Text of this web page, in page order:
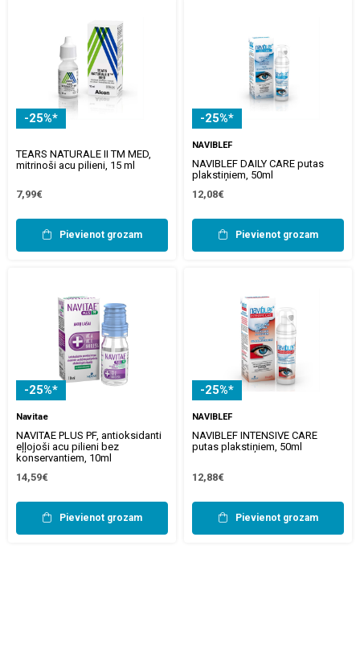
-25%*
TEARS NATURALE II TM MED,
mitrinoši acu pilieni, 15 ml
7,99€
Pievienot grozam
-25%*
NAVIBLEF
NAVIBLEF DAILY CARE putas
plakstiņiem, 50ml
12,08€
Pievienot grozam
-25%*
Navitae
NAVITAE PLUS PF, antioksidanti
eļļojoši acu pilieni bez
konservantiem, 10ml
14,59€
Pievienot grozam
-25%*
NAVIBLEF
NAVIBLEF INTENSIVE CARE
putas plakstiņiem, 50ml
12,88€
Pievienot grozam